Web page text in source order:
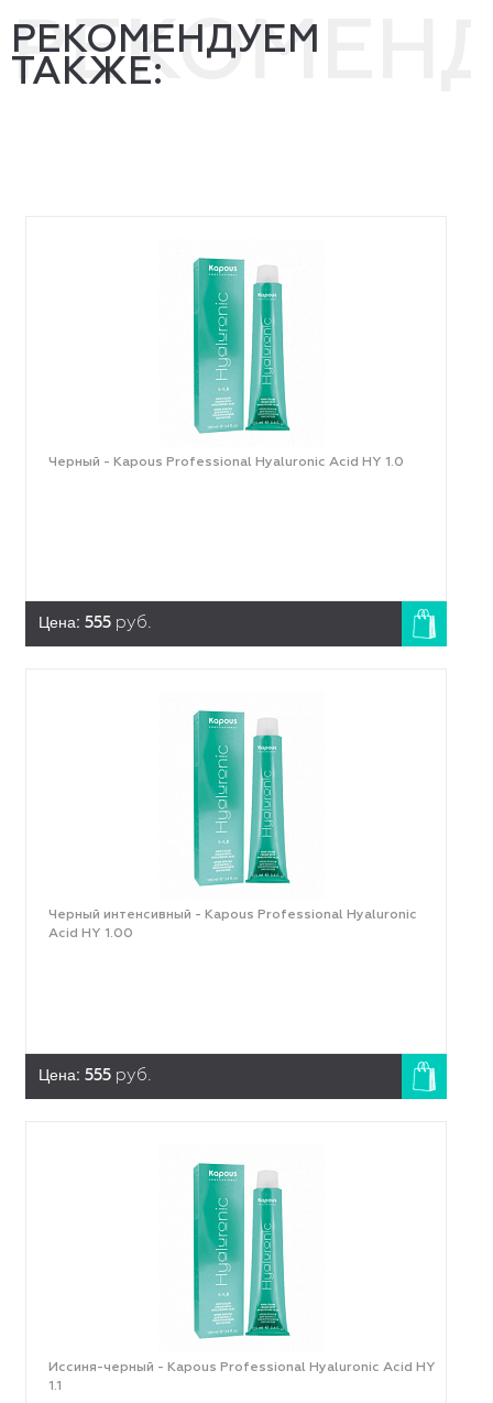
РЕКОМЕНДУЕМ
ТАКЖЕ:
Черный - Kapous Professional Hyaluronic Acid HY 1.0
Цена: 555 руб.
Черный интенсивный - Kapous Professional Hyaluronic
Acid HY 1.00
Цена: 555 руб.
Иссиня-черный - Kapous Professional Hyaluronic Acid HY
1.1